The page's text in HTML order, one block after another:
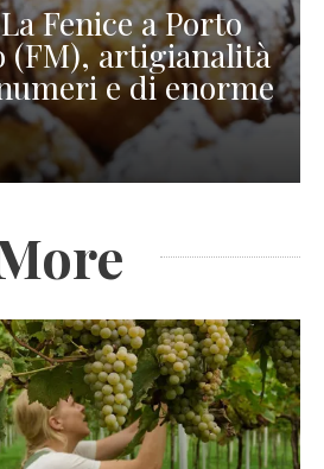
Fenice a Porto
(FM), artigianalità
e di enorme